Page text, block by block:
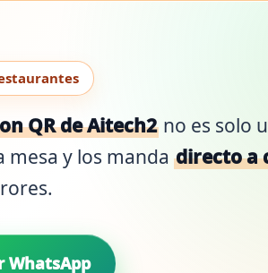
QR de Aitech2 no es solo
mesa y los manda directo a
WhatsApp